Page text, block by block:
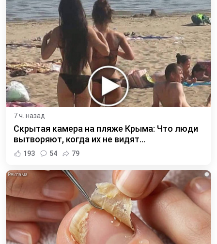
7 ч. назад
Скрытая камера на пляже Крыма: Что люди
вытворяют, когда их не видят...
193 54 79
i